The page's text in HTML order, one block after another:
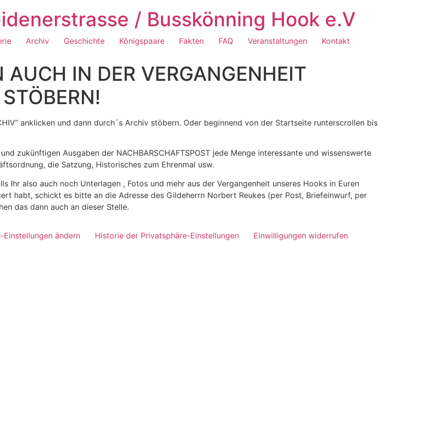
/ Busskönning Hook e.V
Archiv Geschichte Königspaare Fakten FAQ Veranstaltungen Kontakt
IN DER VERGANGENHEIT
anklicken und dann durch´s Archiv stöbern. Oder beginnend von der Startseite runterscrollen bis
zukünftigen Ausgaben der NACHBARSCHAFTSPOST jede Menge interessante und wissenswerte
die Satzung, Historisches zum Ehrenmal usw.
Ihr also auch noch Unterlagen , Fotos und mehr aus der Vergangenheit unseres Hooks in Euren
habt, schickt es bitte an die Adresse des Gildeherrn Norbert Reukes (per Post, Briefeinwurf, per
das dann auch an dieser Stelle.
Einstellungen ändern Historie der Privatsphäre-Einstellungen Einwilligungen widerrufen